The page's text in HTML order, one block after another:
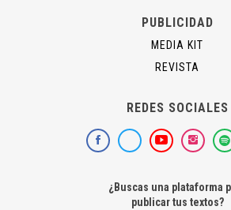
PUBLICIDAD
MEDIA KIT
REVISTA
REDES SOCIALES
¿Buscas una plataforma
publicar tus textos?